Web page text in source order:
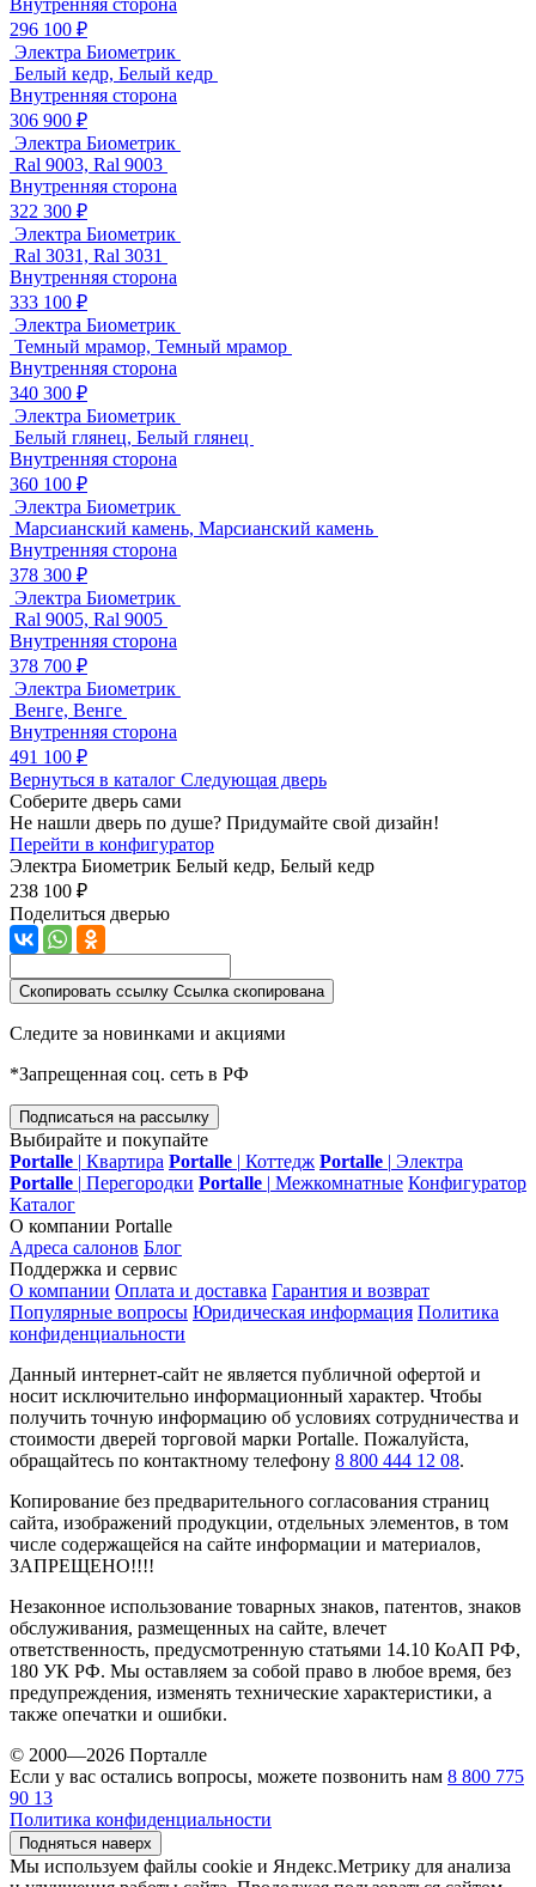
296 100 ₽
Электра Биометрик
Белый кедр, Белый кедр
Внутренняя сторона
306 900 ₽
Электра Биометрик
Ral 9003, Ral 9003
Внутренняя сторона
322 300 ₽
Электра Биометрик
Ral 3031, Ral 3031
Внутренняя сторона
333 100 ₽
Электра Биометрик
Темный мрамор, Темный мрамор
Внутренняя сторона
340 300 ₽
Электра Биометрик
Белый глянец, Белый глянец
Внутренняя сторона
360 100 ₽
Электра Биометрик
Марсианский камень, Марсианский камень
Внутренняя сторона
378 300 ₽
Электра Биометрик
Ral 9005, Ral 9005
Внутренняя сторона
378 700 ₽
Электра Биометрик
Венге, Венге
Внутренняя сторона
491 100 ₽
Вернуться в каталог Следующая дверь
Соберите дверь сами
Не нашли дверь по душе? Придумайте свой дизайн!
Перейти в конфигуратор
Электра Биометрик Белый кедр, Белый кедр
238 100 ₽
Поделиться дверью
Скопировать ссылку Ссылка скопирована
Следите за новинками и акциями
*Запрещенная соц. сеть в РФ
Подписаться на рассылку
Выбирайте и покупайте
Portalle | Квартира Portalle | Коттедж Portalle | Электра
Portalle | Перегородки Portalle | Межкомнатные Конфигуратор
Каталог
О компании Portalle
Адреса салонов Блог
Поддержка и сервис
О компании Оплата и доставка Гарантия и возврат
Популярные вопросы Юридическая информация Политика
конфиденциальности
Данный интернет-сайт не является публичной офертой и
носит исключительно информационный характер. Чтобы
получить точную информацию об условиях сотрудничества и
стоимости дверей торговой марки Portalle. Пожалуйста,
обращайтесь по контактному телефону 8 800 444 12 08.
Копирование без предварительного согласования страниц
сайта, изображений продукции, отдельных элементов, в том
числе содержащейся на сайте информации и материалов,
ЗАПРЕЩЕНО!!!!
Незаконное использование товарных знаков, патентов, знаков
обслуживания, размещенных на сайте, влечет
ответственность, предусмотренную статьями 14.10 КоАП РФ,
180 УК РФ. Мы оставляем за собой право в любое время, без
предупреждения, изменять технические характеристики, а
также опечатки и ошибки.
© 2000—2026 Порталле
Если у вас остались вопросы, можете позвонить нам 8 800 775
90 13
Политика конфиденциальности
Подняться наверх
Мы используем файлы cookie и Яндекс.Метрику для анализа